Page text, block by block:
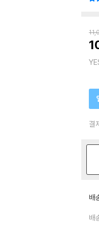
결
배
배